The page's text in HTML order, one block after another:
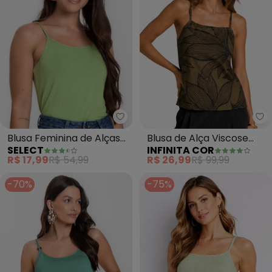
Select - Blusa Feminina de
Blusa Feminina de Alças
Básica (Verde)
SELECT
R$ 17,99R$ 54,99
Blusa de Alça Viscose
Estampada (Verde)
INFINITA COR
R$ 26,99R$ 99,99
-70%
-75%